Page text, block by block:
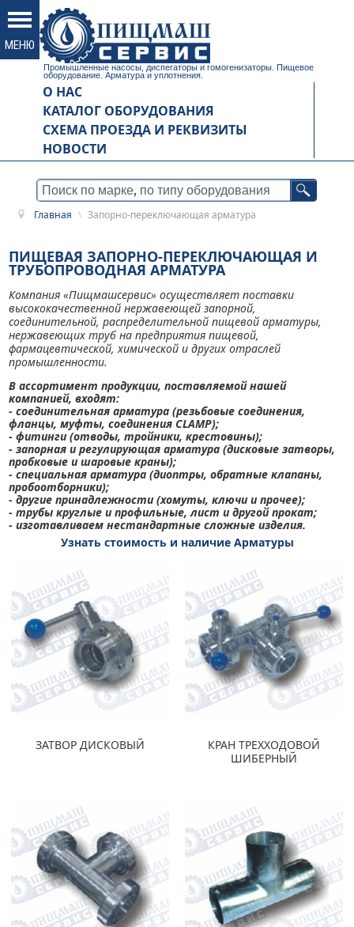
Промышленные насосы, диспегаторы и гомогенизаторы. Пищевое
оборудование. Арматура и уплотнения.
О НАС
КАТАЛОГ ОБОРУДОВАНИЯ
СХЕМА ПРОЕЗДА И РЕКВИЗИТЫ
НОВОСТИ
Главная \ Запорно-переключающая арматура
ПИЩЕВАЯ ЗАПОРНО-ПЕРЕКЛЮЧАЮЩАЯ И
ТРУБОПРОВОДНАЯ АРМАТУРА
Компания «Пищмашсервис» осуществляет поставки
высококачественной нержавеющей запорной,
соединительной, распределительной пищевой арматуры,
нержавеющих труб на предприятия пищевой,
фармацевтической, химической и других отраслей
промышленности.
В ассортимент продукции, поставляемой нашей
компанией, входят:
- соединительная арматура (резьбовые соединения,
фланцы, муфты, соединения CLAMP);
- фитинги (отводы, тройники, крестовины);
- запорная и регулирующая арматура (дисковые затворы,
пробковые и шаровые краны);
- специальная арматура (диоптры, обратные клапаны,
пробоотборники);
- другие принадлежности (хомуты, ключи и прочее);
- трубы круглые и профильные, лист и другой прокат;
- изготавливаем нестандартные сложные изделия.
Узнать стоимость и наличие Арматуры
ЗАТВОР ДИСКОВЫЙ
КРАН ТРЕХХОДОВОЙ
ШИБЕРНЫЙ